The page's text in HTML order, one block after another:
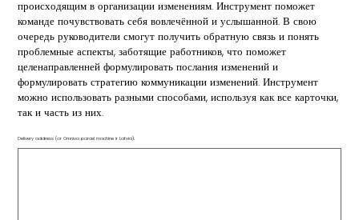
происходящим в организации изменениям. Инструмент поможет
команде почувствовать себя вовлечённой и услышанной. В свою
очередь руководители смогут получить обратную связь и понять
проблемные аспекты, заботящие работников, что поможет
целенаправленней формулировать послания изменений и
формулировать стратегию коммуникации изменений. Инструмент
можно использовать разными способами, используя как все карточки,
так и часть из них.
Delivery address (or Omniva parcel machine ir Latvia):